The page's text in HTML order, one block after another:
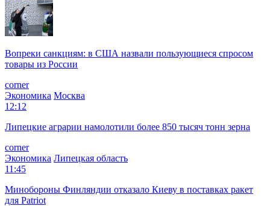
Вопреки санкциям: в США назвали пользующиеся спросом
товары из России
corner
Экономика Москва
12:12
Липецкие аграрии намолотили более 850 тысяч тонн зерна
corner
Экономика Липецкая область
11:45
Минобороны Финляндии отказало Киеву в поставках ракет
для Patriot